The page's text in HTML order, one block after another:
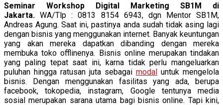
Seminar Workshop Digital Marketing SB1M di
Jakarta.WA/Tlp : 0813 8154 6943, dgn Mentor SB1M,
Andreas Agung. Saat ini, pastinya anda sudah tidak asing lagi
dengan bisnis yang menggunakan internet. Banyak keuntungan
yang akan mereka dapatkan dibanding dengan mereka
membuka toko offlinenya. Bisnis online merupakan tindakan
yang paling tepat saat ini, karna tidak perlu mangeluarkan
puluhan hingga ratusan juta sebagai modal untuk mengelola
bisnis. Dengan menggunakan fasilitas yang ada, berupa
facebook, tokopedia, instagram, Google tentunya media
sosial merupakan sarana utama bagi bisnis online. Tapi kini,